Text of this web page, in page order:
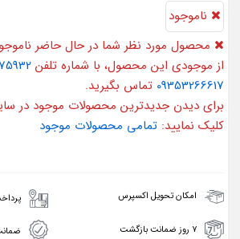
ناموجود
محصول مورد نظر شما در حال حاضر
از موجودی این محصول، با شماره تلفن
09353266617 تماس بگیرید.
برای دیدن جدیدترین محصولات موجود در
کلیک نمایید: تمامی محصولات موجود
امکان تحویل اکسپرس
۷ روز ضمانت بازگشت